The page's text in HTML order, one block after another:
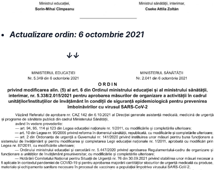
Actualizare ordin: 6 octombrie 2021
↓↓